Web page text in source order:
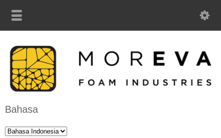
Bahasa